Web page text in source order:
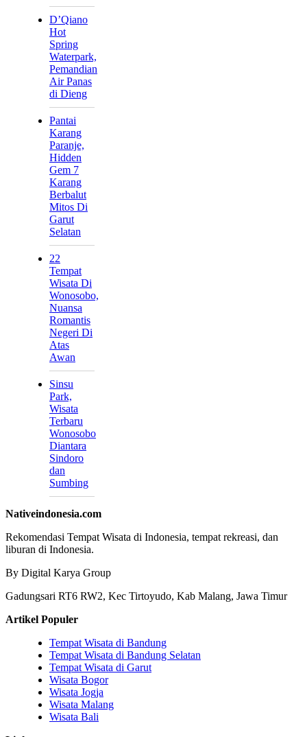
D’Qiano
Hot
Spring
Waterpark,
Pemandian
Air Panas
di Dieng
Pantai
Karang
Paranje,
Hidden
Gem 7
Karang
Berbalut
Mitos Di
Garut
Selatan
22
Tempat
Wisata Di
Wonosobo,
Nuansa
Romantis
Negeri Di
Atas
Awan
Sinsu
Park,
Wisata
Terbaru
Wonosobo
Diantara
Sindoro
dan
Sumbing
Nativeindonesia.com
Rekomendasi Tempat Wisata di Indonesia, tempat rekreasi, dan
liburan di Indonesia.
By Digital Karya Group
Gadungsari RT6 RW2, Kec Tirtoyudo, Kab Malang, Jawa Timur
Artikel Populer
Tempat Wisata di Bandung
Tempat Wisata di Bandung Selatan
Tempat Wisata di Garut
Wisata Bogor
Wisata Jogja
Wisata Malang
Wisata Bali